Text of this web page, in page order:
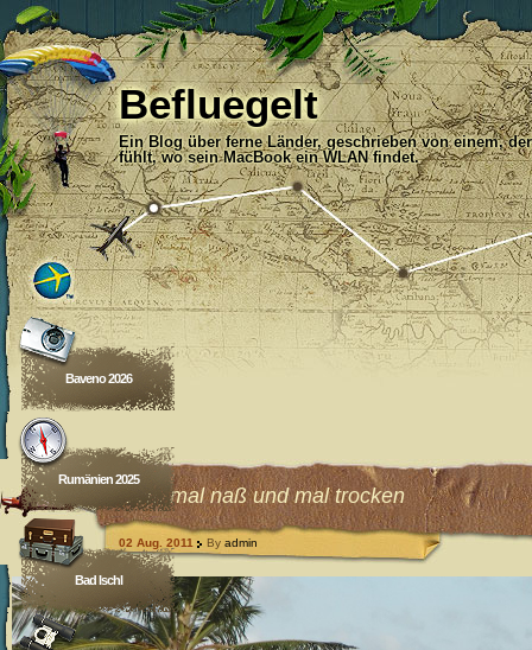
Befluegelt
Ein Blog über ferne Länder, geschrieben von einem,
fühlt, wo sein MacBook ein WLAN findet.
Baveno 2026
Rumänien 2025
Bad Ischl
Fisch, mal naß und mal trocken
02 Aug. 2011 By admin